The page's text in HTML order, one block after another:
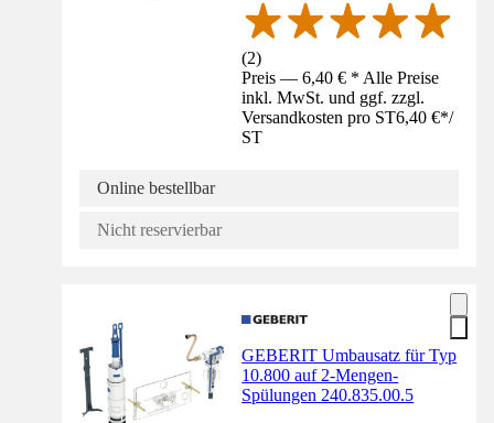
(2)
Preis — 6,40 € * Alle Preise
inkl. MwSt. und ggf. zzgl.
Versandkosten pro ST6,40 €*/
ST
Online bestellbar
Nicht reservierbar
GEBERIT Umbausatz für Typ
10.800 auf 2-Mengen-
Spülungen 240.835.00.5